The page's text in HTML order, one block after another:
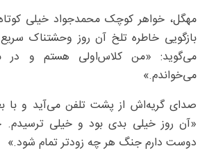
مهگل، خواهر کوچک محمدجواد خیلی
بازگویی خاطره تلخ آن روز وحشتناک
می‌گوید: «من کلاس‌اولی هستم و در
می‌خواندم.»
صدای گریه‌اش از پشت تلفن می‌آید و با
«آن روز خیلی بدی بود و خیلی
دوست دارم جنگ هر چه زودتر تمام شود.»